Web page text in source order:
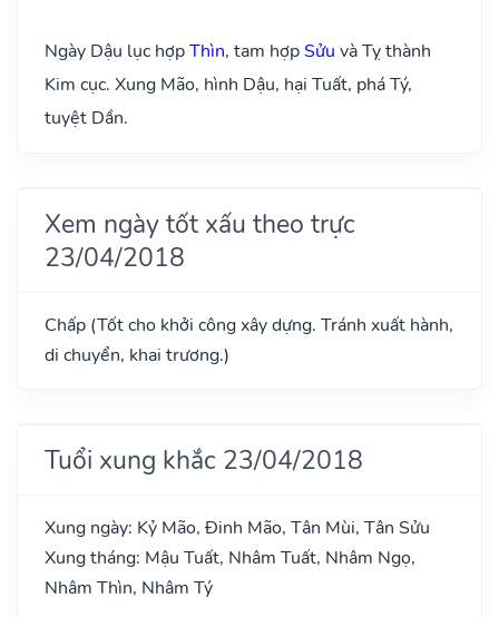
Ngày Dậu lục hợpThìn, tam hợpSửu và Tỵ thành
Kim cục. Xung Mão, hình Dậu, hại Tuất, phá Tý,
tuyệt Dần.
Xem ngày tốt xấu theo trực
23/04/2018
Chấp (Tốt cho khởi công xây dựng. Tránh xuất hành,
di chuyển, khai trương.)
Tuổi xung khắc 23/04/2018
Xung ngày: Kỷ Mão, Đinh Mão, Tân Mùi, Tân Sửu
Xung tháng: Mậu Tuất, Nhâm Tuất, Nhâm Ngọ,
Nhâm Thìn, Nhâm Tý